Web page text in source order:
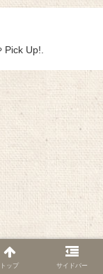
Up!.
トップ サイドバー